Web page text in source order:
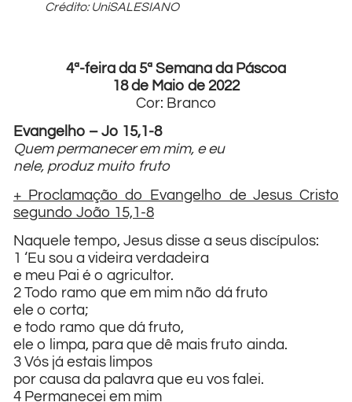
Crédito: UniSALESIANO
4ª-feira da 5ª Semana da Páscoa
18 de Maio de 2022
Cor: Branco
Evangelho – Jo 15,1-8
Quem permanecer em mim, e eu
nele, produz muito fruto
+ Proclamação do Evangelho de Jesus Cristo
segundo João 15,1-8
Naquele tempo, Jesus disse a seus discípulos:
1 ‘Eu sou a videira verdadeira
e meu Pai é o agricultor.
2 Todo ramo que em mim não dá fruto
ele o corta;
e todo ramo que dá fruto,
ele o limpa, para que dê mais fruto ainda.
3 Vós já estais limpos
por causa da palavra que eu vos falei.
4 Permanecei em mim